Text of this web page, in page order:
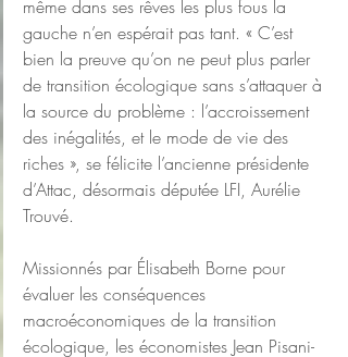
même dans ses rêves les plus fous la
gauche n’en espérait pas tant. « C’est
bien la preuve qu’on ne peut plus parler
de transition écologique sans s’attaquer à
la source du problème : l’accroissement
des inégalités, et le mode de vie des
riches », se félicite l’ancienne présidente
d’Attac, désormais députée LFI, Aurélie
Trouvé.
Missionnés par Élisabeth Borne pour
évaluer les conséquences
macroéconomiques de la transition
écologique, les économistes Jean Pisani-